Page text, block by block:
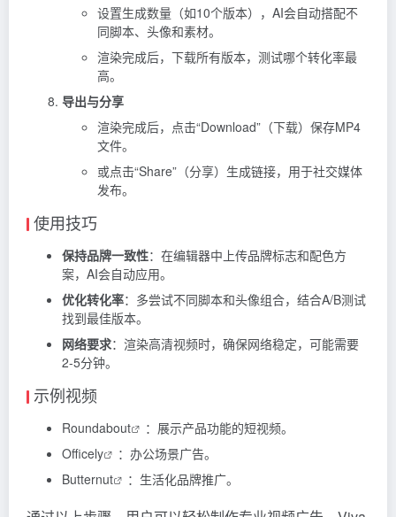
设置生成数量（如10个版本），AI会自动搭配不
同脚本、头像和素材。
渲染完成后，下载所有版本，测试哪个转化率最
高。
导出与分享
渲染完成后，点击“Download”（下载）保存MP4
文件。
或点击“Share”（分享）生成链接，用于社交媒体
发布。
使用技巧
保持品牌一致性：在编辑器中上传品牌标志和配色方
案，AI会自动应用。
优化转化率：多尝试不同脚本和头像组合，结合A/B测试
找到最佳版本。
网络要求：渲染高清视频时，确保网络稳定，可能需要
2-5分钟。
示例视频
Roundabout
：展示产品功能的短视频。
Officely
：办公场景广告。
Butternut
：生活化品牌推广。